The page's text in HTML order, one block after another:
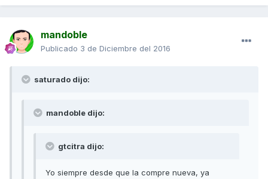
mandoble
Publicado 3 de Diciembre del 2016
saturado dijo:
mandoble dijo:
gtcitra dijo:
Yo siempre desde que la compre nueva, ya